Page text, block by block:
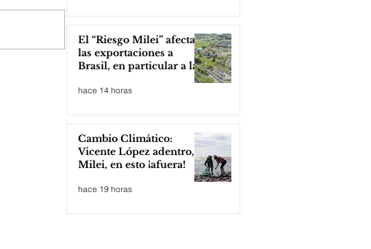
El “Riesgo Milei” afecta
las exportaciones a
Brasil, en particular a la
industria automotriz de
la provincia
hace 14 horas
Cambio Climático:
Vicente López adentro,
Milei, en esto ¡afuera!
hace 19 horas